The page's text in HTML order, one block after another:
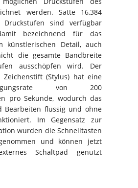
werden. Satte 16,384
Druckstufen sind verfügbar
bezeichnend für das
künstlerischen Detail, auch
die gesamte Bandbreite
ausschöpfen wird. Der
Zeichenstift (Stylus) hat eine
von 200
pro Sekunde, wodurch das
Bearbeiten flüssig und ohne
Im Gegensatz zur
wurden die Schnelltasten
und können jetzt
Schaltpad genutzt